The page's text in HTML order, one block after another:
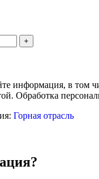
информация, в том
Обработка
Горная отрасль